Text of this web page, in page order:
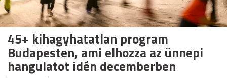
45+ kihagyhatatlan program
Budapesten, ami elhozza az ünnepi
hangulatot idén decemberben